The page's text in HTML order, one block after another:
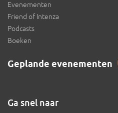
Evenementen
Friend of Intenza
Podcasts
Boeken
Geplande evenementen
Ga snel naar